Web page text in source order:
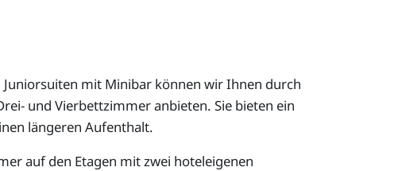
mit Minibar können wir Ihnen durch
und Vierbettzimmer anbieten. Sie bieten ein
längeren Aufenthalt.
auf den Etagen mit zwei hoteleigenen